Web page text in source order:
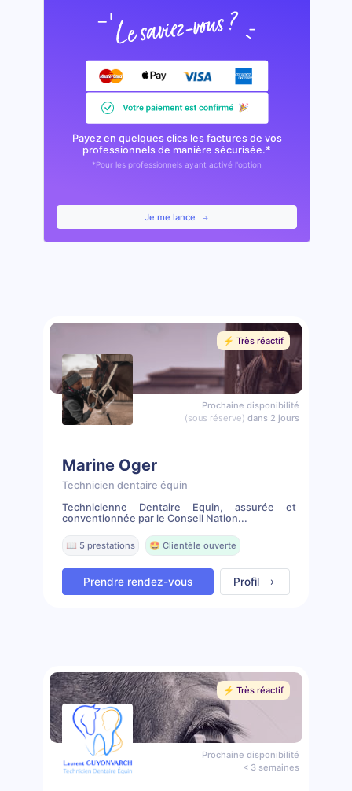
Payez en quelques clics les factures de vos
professionnels de manière sécurisée.*
*Pour les professionnels ayant activé l'option
Je me lance
⚡️ Très réactif
Prochaine disponibilité
(sous réserve) dans 2 jours
Marine Oger
Technicien dentaire équin
Technicienne Dentaire Equin, assurée et
conventionnée par le Conseil Nation...
📖 5 prestations 🤩 Clientèle ouverte
Prendre rendez-vous Profil
⚡️ Très réactif
Prochaine disponibilité
< 3 semaines